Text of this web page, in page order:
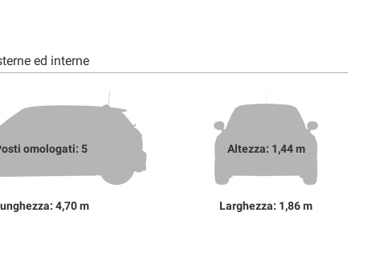
ed interne
omologati: 5
4,70 m
Altezza: 1,44 m
Larghezza: 1,86 m